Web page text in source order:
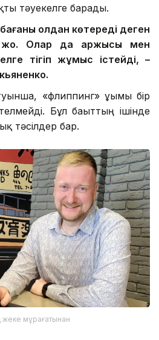
тәуекелге барады.
қолдан көтереді деген
жоқ. Олар да қаржысы мен
тігіп жұмыс істейді, –
«флиппинг» ұғымы бір
Бұл бағыттың ішінде
тәсілдер бар.
жеке мұрағатынан